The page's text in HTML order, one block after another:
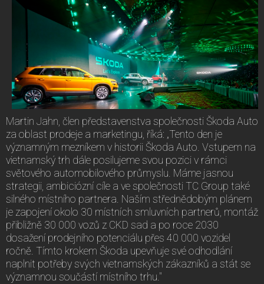
Martin Jahn, člen představenstva společnosti Škoda Auto
za oblast prodeje a marketingu, říká: „Tento den je
významným mezníkem v historii Škoda Auto. Vstupem na
vietnamský trh dále posilujeme svou pozici v rámci
světového automobilového průmyslu. Máme jasnou
strategii, ambiciózní cíle a ve společnosti TC Group také
silného místního partnera. Naším střednědobým plánem
je zapojení okolo 30 místních smluvních partnerů, montáž
přibližně 30 000 vozů z CKD sad a po roce 2030
dosažení prodejního potenciálu přes 40 000 vozidel
ročně. Tímto krokem Škoda upevňuje své odhodlání
naplnit potřeby svých vietnamských zákazníků a stát se
významnou součástí místního trhu."